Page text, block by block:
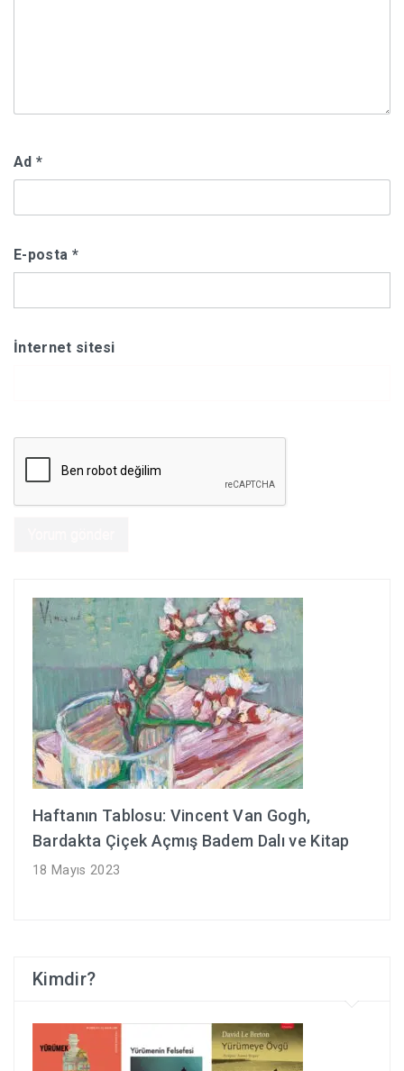
Ad *
E-posta *
İnternet sitesi
Haftanın Tablosu: Vincent Van Gogh,
Bardakta Çiçek Açmış Badem Dalı ve Kitap
18 Mayıs 2023
Kimdir?